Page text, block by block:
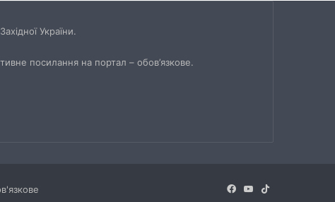
України.
посилання на портал – обов’язкове.
Facebook
YouTube
TikTok